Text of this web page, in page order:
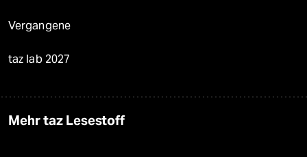
Vergangene
taz lab 2027
Mehr taz Lesestoff